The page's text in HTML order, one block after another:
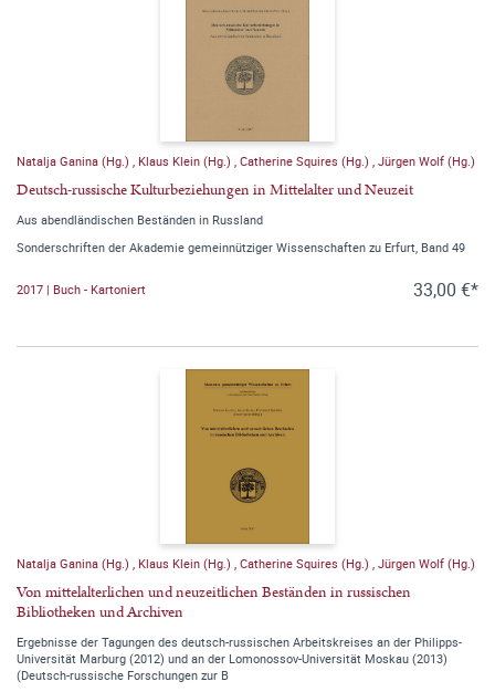
Natalja Ganina (Hg.) Klaus Klein (Hg.) Catherine Squires (Hg.) Jürgen Wolf (Hg.)
Deutsch-russische Kulturbeziehungen in Mittelalter und Neuzeit
Aus abendländischen Beständen in Russland
Sonderschriften der Akademie gemeinnütziger Wissenschaften zu Erfurt, Band 49
2017 | Buch - Kartoniert 33,00 €*
Natalja Ganina (Hg.) Klaus Klein (Hg.) Catherine Squires (Hg.) Jürgen Wolf (Hg.)
Von mittelalterlichen und neuzeitlichen Beständen in russischen
Bibliotheken und Archiven
Ergebnisse der Tagungen des deutsch-russischen Arbeitskreises an der Philipps-
Universität Marburg (2012) und an der Lomonossov-Universität Moskau (2013)
(Deutsch-russische Forschungen zur B